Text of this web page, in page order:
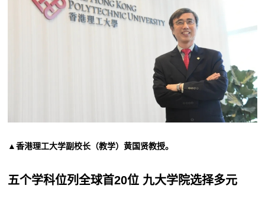
▲香港理工大学副校长（教学）黄国贤教授。
五个学科位列全球首20位 九大学院选择多元